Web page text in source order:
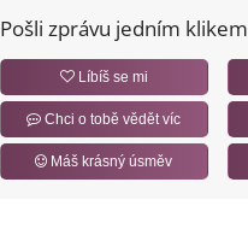
Pošli zprávu jedním klikem
Líbíš se mi
Chci o tobě vědět víc
Máš krásný úsměv